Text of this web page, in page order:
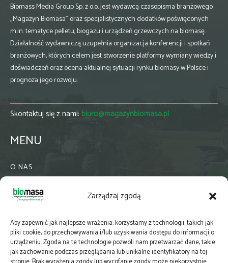
Zarządzaj zgodą
Aby zapewnić jak najlepsze wrażenia, korzystamy z technologii, takich jak
pliki cookie, do przechowywania i/lub uzyskiwania dostępu do informacji o
urządzeniu. Zgoda na te technologie pozwoli nam przetwarzać dane, takie
jak zachowanie podczas przeglądania lub unikalne identyfikatory na tej
Biomass Media Group Sp. z o.o. jest wydawcą czasopisma branżowego
„Magazyn Biomasa” oraz specjalistycznych dodatków poświęconych
m.in. tematyce pelletu, biogazu i urządzeń grzewczych na biomasę.
Działalność wydawniczą uzupełnia organizacja konferencji i spotkań
branżowych, których celem jest stworzenie platformy wymiany wiedzy i
doświadczeń oraz ocena aktualnej sytuacji rynku biomasy w Polsce i
prognoza jego rozwoju.
Skontaktuj się z nami: biuro@magazynbiomasa.pl
MENU
O NAS
WSPÓŁPRACA
PRENUMERATA
NEWSLETTER
MAPY